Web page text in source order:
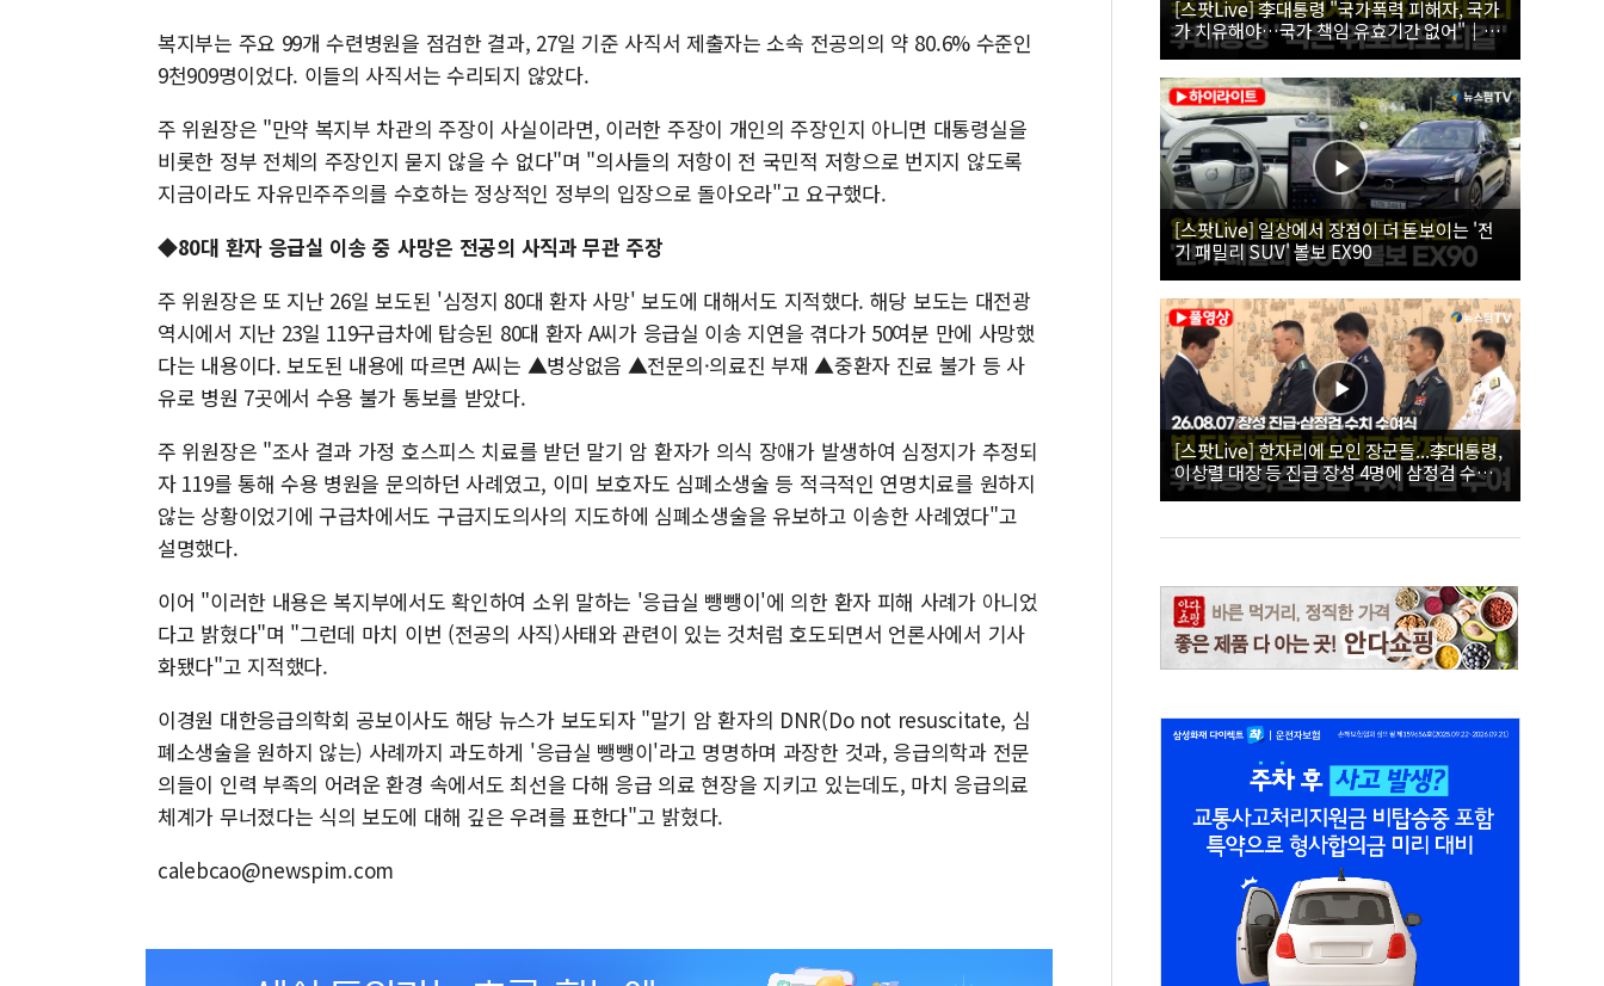
복지부는 주요 99개 수련병원을 점검한 결과, 27일 기준 사직서 제출자는 소속 전공의의 약 80.6% 수준인
9천909명이었다. 이들의 사직서는 수리되지 않았다.
주 위원장은 "만약 복지부 차관의 주장이 사실이라면, 이러한 주장이 개인의 주장인지 아니면 대통령실을
비롯한 정부 전체의 주장인지 묻지 않을 수 없다"며 "의사들의 저항이 전 국민적 저항으로 번지지 않도록
지금이라도 자유민주주의를 수호하는 정상적인 정부의 입장으로 돌아오라"고 요구했다.
◆80대 환자 응급실 이송 중 사망은 전공의 사직과 무관 주장
주 위원장은 또 지난 26일 보도된 '심정지 80대 환자 사망' 보도에 대해서도 지적했다. 해당 보도는 대전광
역시에서 지난 23일 119구급차에 탑승된 80대 환자 A씨가 응급실 이송 지연을 겪다가 50여분 만에 사망했
다는 내용이다. 보도된 내용에 따르면 A씨는 ▲병상없음 ▲전문의·의료진 부재 ▲중환자 진료 불가 등 사
유로 병원 7곳에서 수용 불가 통보를 받았다.
주 위원장은 "조사 결과 가정 호스피스 치료를 받던 말기 암 환자가 의식 장애가 발생하여 심정지가 추정되
자 119를 통해 수용 병원을 문의하던 사례였고, 이미 보호자도 심폐소생술 등 적극적인 연명치료를 원하지
않는 상황이었기에 구급차에서도 구급지도의사의 지도하에 심폐소생술을 유보하고 이송한 사례였다"고
설명했다.
이어 "이러한 내용은 복지부에서도 확인하여 소위 말하는 '응급실 뺑뺑이'에 의한 환자 피해 사례가 아니었
다고 밝혔다"며 "그런데 마치 이번 (전공의 사직)사태와 관련이 있는 것처럼 호도되면서 언론사에서 기사
화됐다"고 지적했다.
이경원 대한응급의학회 공보이사도 해당 뉴스가 보도되자 "말기 암 환자의 DNR(Do not resuscitate, 심
폐소생술을 원하지 않는) 사례까지 과도하게 '응급실 뺑뺑이'라고 명명하며 과장한 것과, 응급의학과 전문
의들이 인력 부족의 어려운 환경 속에서도 최선을 다해 응급 의료 현장을 지키고 있는데도, 마치 응급의료
체계가 무너졌다는 식의 보도에 대해 깊은 우려를 표한다"고 밝혔다.
calebcao@newspim.com
[스팟Live] 李대통령 "국가폭력 피해자, 국가
가 치유해야…국가 책임 유효기간 없어"｜
26.08.07 국가폭력 피해자 위로 오찬
[스팟Live] 일상에서 장점이 더 돋보이는 '전
기 패밀리 SUV' 볼보 EX90
[스팟Live] 한자리에 모인 장군들...李대통령,
이상렬 대장 등 진급 장성 4명에 삼정검 수치
직접 수여｜26.08.07 장성 진급·삼정검 수치